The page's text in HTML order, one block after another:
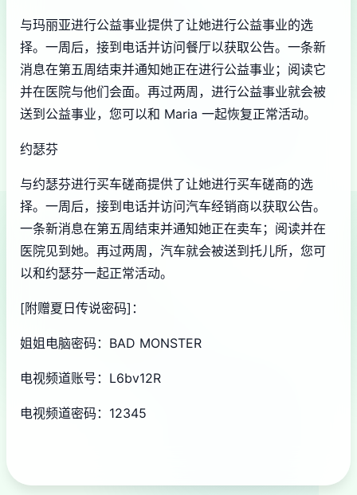
与玛丽亚进行公益事业提供了让她进行公益事业的选
择。一周后，接到电话并访问餐厅以获取公告。一条新
消息在第五周结束并通知她正在进行公益事业；阅读它
并在医院与他们会面。再过两周，进行公益事业就会被
送到公益事业，您可以和 Maria 一起恢复正常活动。
约瑟芬
与约瑟芬进行买车磋商提供了让她进行买车磋商的选
择。一周后，接到电话并访问汽车经销商以获取公告。
一条新消息在第五周结束并通知她正在卖车；阅读并在
医院见到她。再过两周，汽车就会被送到托儿所，您可
以和约瑟芬一起正常活动。
[附赠夏日传说密码]：
姐姐电脑密码：BAD MONSTER
电视频道账号：L6bv12R
电视频道密码：12345